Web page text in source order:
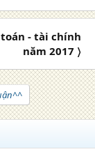
- tài chính
năm 2017 〉